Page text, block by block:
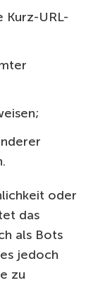
Kurz-URL-
oder
das
als Bots
jedoch
zu